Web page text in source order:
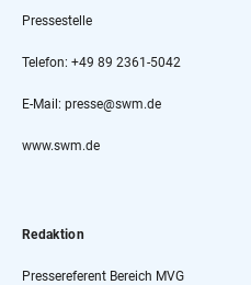
Pressestelle
Telefon: +49 89 2361-5042
E-Mail: presse@swm.de
www.swm.de
Redaktion
Pressereferent Bereich MVG